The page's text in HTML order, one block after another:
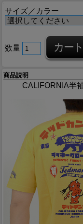
サイズ／カラー
数量
商品説明
CALIFORNIA半